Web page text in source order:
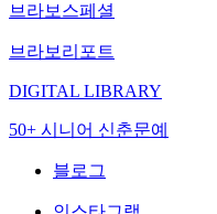
브라보스페셜
브라보리포트
DIGITAL LIBRARY
50+ 시니어 신춘문예
블로그